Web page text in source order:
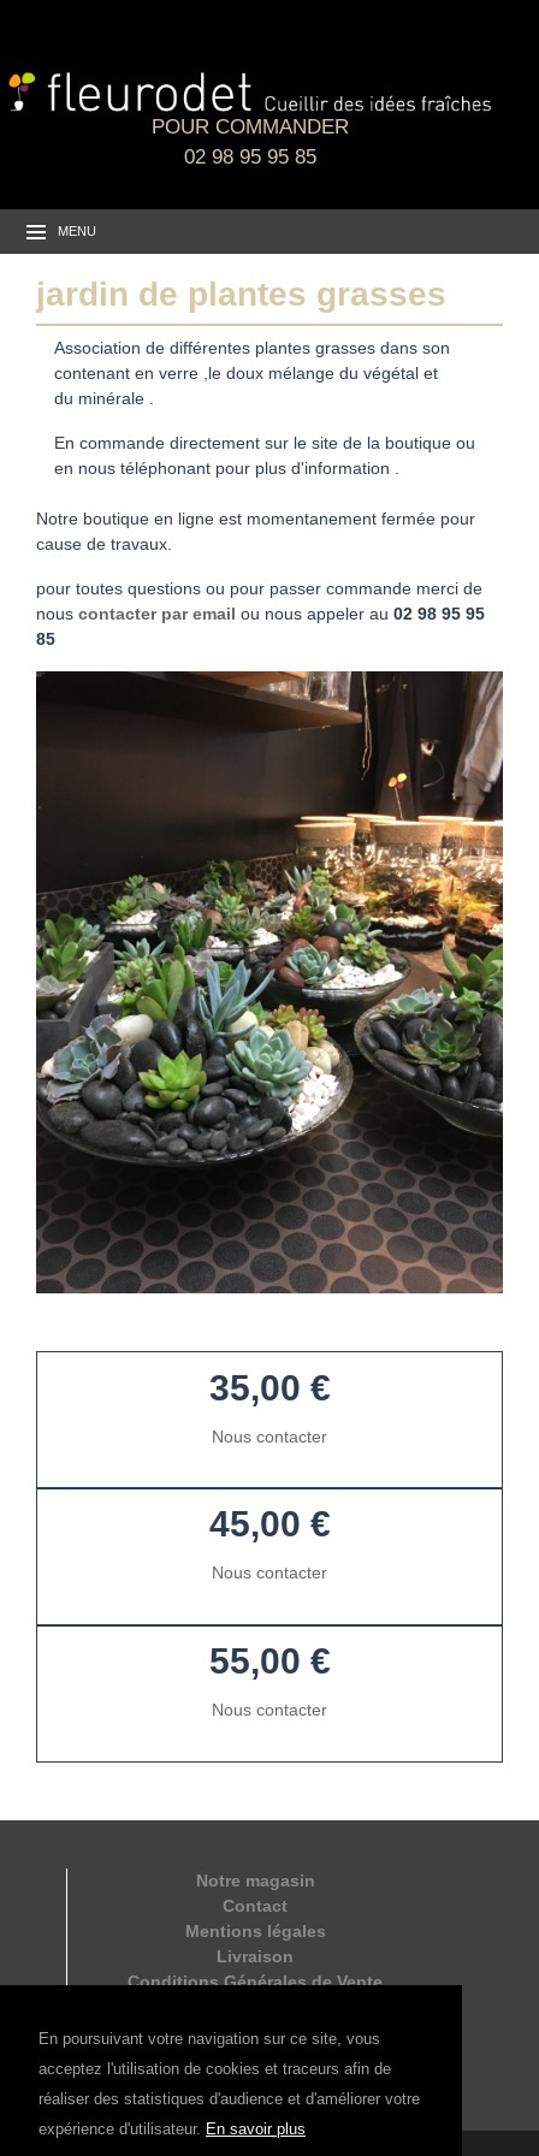
En poursuivant votre navigation sur ce site, vous
acceptez l'utilisation de cookies et traceurs afin de
réaliser des statistiques d'audience et d'améliorer votre
expérience d'utilisateur. En savoir plus
POUR COMMANDER
02 98 95 95 85
MENU
jardin de plantes grasses
Association de différentes plantes grasses dans son
contenant en verre ,le doux mélange du végétal et
du minérale .
En commande directement sur le site de la boutique ou
en nous téléphonant pour plus d'information .
Notre boutique en ligne est momentanement fermée pour
cause de travaux.
pour toutes questions ou pour passer commande merci de
nous contacter par email ou nous appeler au 02 98 95 95
85
35,00 €
Nous contacter
45,00 €
Nous contacter
55,00 €
Nous contacter
Notre magasin
Contact
Mentions légales
Livraison
Conditions Générales de Vente